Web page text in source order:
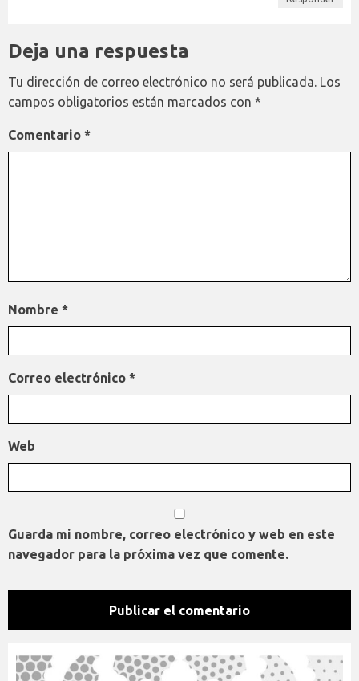
Deja una respuesta
Tu dirección de correo electrónico no será publicada. Los
campos obligatorios están marcados con *
Comentario *
Nombre *
Correo electrónico *
Web
Guarda mi nombre, correo electrónico y web en este
navegador para la próxima vez que comente.